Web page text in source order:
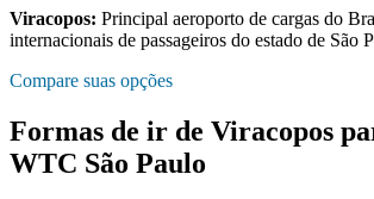
Viracopos: Principal aeroporto de cargas do
internacionais de passageiros do estado de São
Compare suas opções
Formas de ir de Viracopos
WTC São Paulo